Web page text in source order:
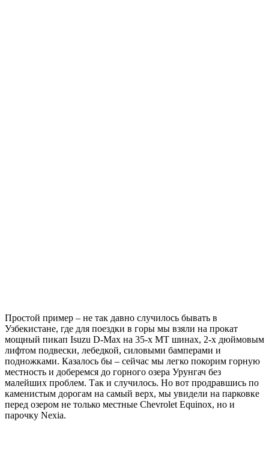
Простой пример – не так давно случилось бывать в
Узбекистане, где для поездки в горы мы взяли на прокат
мощный пикап Isuzu D-Max на 35-х MT шинах, 2-х дюймовым
лифтом подвески, лебедкой, силовыми бамперами и
подножками. Казалось бы – сейчас мы легко покорим горную
местность и доберемся до горного озера Урунгач без
малейших проблем. Так и случилось. Но вот продравшись по
каменистым дорогам на самый верх, мы увидели на парковке
перед озером не только местные Chevrolet Equinox, но и
парочку Nexia.